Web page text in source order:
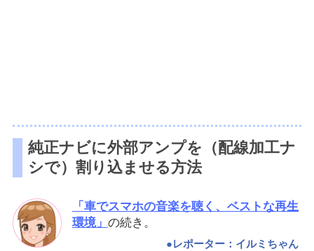
純正ナビに外部アンプを（配線加工ナ
シで）割り込ませる方法
「車でスマホの音楽を聴く、ベストな再生
環境」 の続き。
●レポーター：イルミちゃん